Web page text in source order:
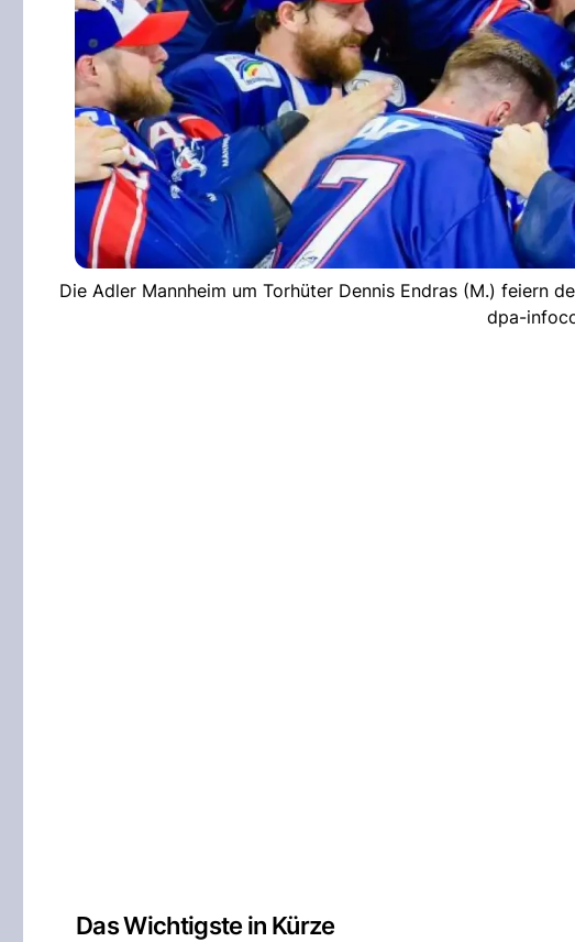
Die Adler Mannheim um Torhüter Dennis Endras (M.) feiern
dpa-
Das Wichtigste in Kürze